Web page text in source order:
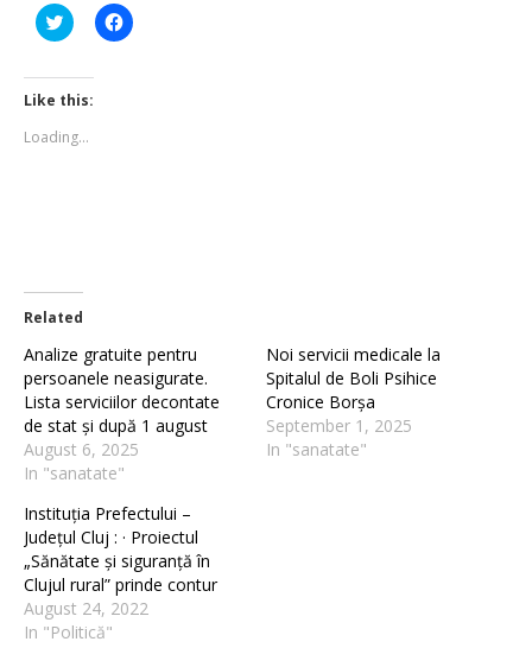
Click
to
Twitter
(Opens
in
window)
Click
to
Like this:
Loading...
Related
Analize gratuite pentru
persoanele neasigurate.
Lista serviciilor decontate
de stat și după 1 august
August 6, 2025
In "sanatate"
Noi servicii medicale la
Spitalul de Boli Psihice
Cronice Borșa
September 1, 2025
In "sanatate"
Instituția Prefectului –
Județul Cluj : · Proiectul
„Sănătate și siguranță în
Clujul rural” prinde contur
August 24, 2022
In "Politică"